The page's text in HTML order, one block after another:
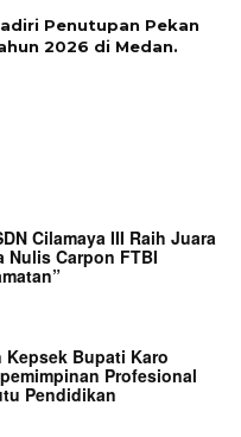
Penutupan Pekan
2026 di Medan.
Cilamaya III Raih Juara
Nulis Carpon FTBI
Kepsek Bupati Karo
Profesional
Pendidikan